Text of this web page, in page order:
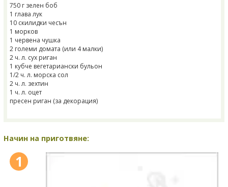
750 г зелен боб
1 глава лук
10 скилидки чесън
1 морков
1 червена чушка
2 големи домата (или 4 малки)
2 ч. л. сух риган
1 кубче вегетариански бульон
1/2 ч. л. морска сол
2 ч. л. зехтин
1 ч. л. оцет
пресен риган (за декорация)
Начин на приготвяне:
1